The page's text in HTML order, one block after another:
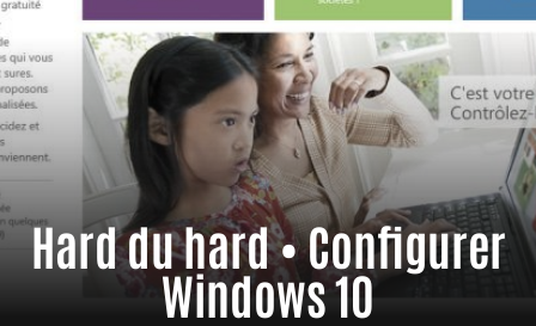
Hard du hard • Configurer
Windows 10